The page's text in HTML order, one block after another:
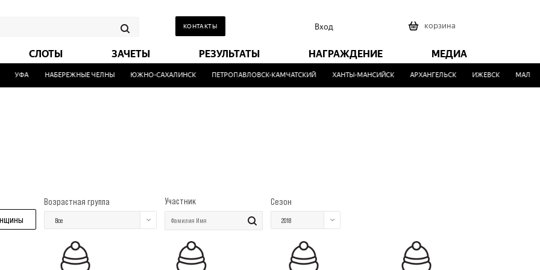
КОНТАКТЫ Вход корзина
СЛОТЫ ЗАЧЕТЫ РЕЗУЛЬТАТЫ НАГРАЖДЕНИЕ МЕДИА
УФА НАБЕРЕЖНЫЕ ЧЕЛНЫ ЮЖНО-САХАЛИНСК ПЕТРОПАВЛОВСК-КАМЧАТСКИЙ ХАНТЫ-МАНСИЙСК АРХАНГЕЛЬСК ИЖЕВСК
Возрастная группа
Все
Участник Сезон
2018